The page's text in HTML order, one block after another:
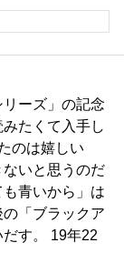
リーズ」の記念
たくて入手し
のは嬉しい
いと思うのだ
青いから」は
「ブラックア
す。 19年22